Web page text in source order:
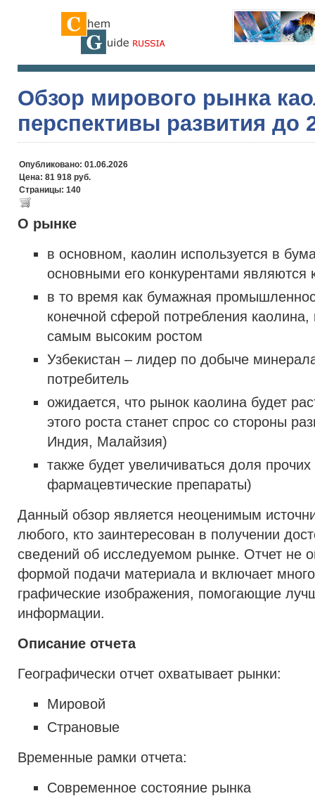
Обзор мирового рынка
перспективы развития до
Опубликовано: 01.06.2026
Цена: 81 918 руб.
Страницы: 140
О рынке
в основном, каолин используется в
основными его конкурентами являются
в то время как бумажная
конечной сферой потребления
самым высоким ростом
Узбекистан – лидер по добыче
потребитель
ожидается, что рынок каолина будет
этого роста станет спрос со стороны
Индия, Малайзия)
также будет увеличиваться доля
фармацевтические препараты)
Данный обзор является неоценимым
любого, кто заинтересован в получении
сведений об исследуемом рынке. Отчет не
формой подачи материала и включает
графические изображения, помогающие
информации.
Описание отчета
Географически отчет охватывает рынки:
Мировой
Страновые
Временные рамки отчета:
Современное состояние рынка